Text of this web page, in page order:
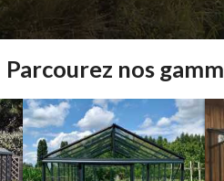
Parcourez nos